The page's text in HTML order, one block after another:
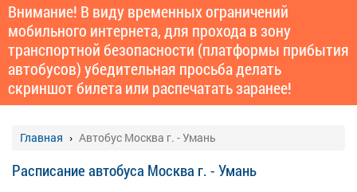
Внимание! В виду временных ограничений
мобильного интернета, для прохода в зону
транспортной безопасности (платформы прибытия
автобусов) убедительная просьба делать
скриншот билета или распечатать заранее!
Главная Автобус Москва г. - Умань
Расписание автобуса Москва г. - Умань